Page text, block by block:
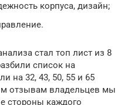
корпуса, дизайн;
стал топ лист из 8
список на
на 32, 43, 50, 55 и 65
отзывам владельцев мы
стороны каждого